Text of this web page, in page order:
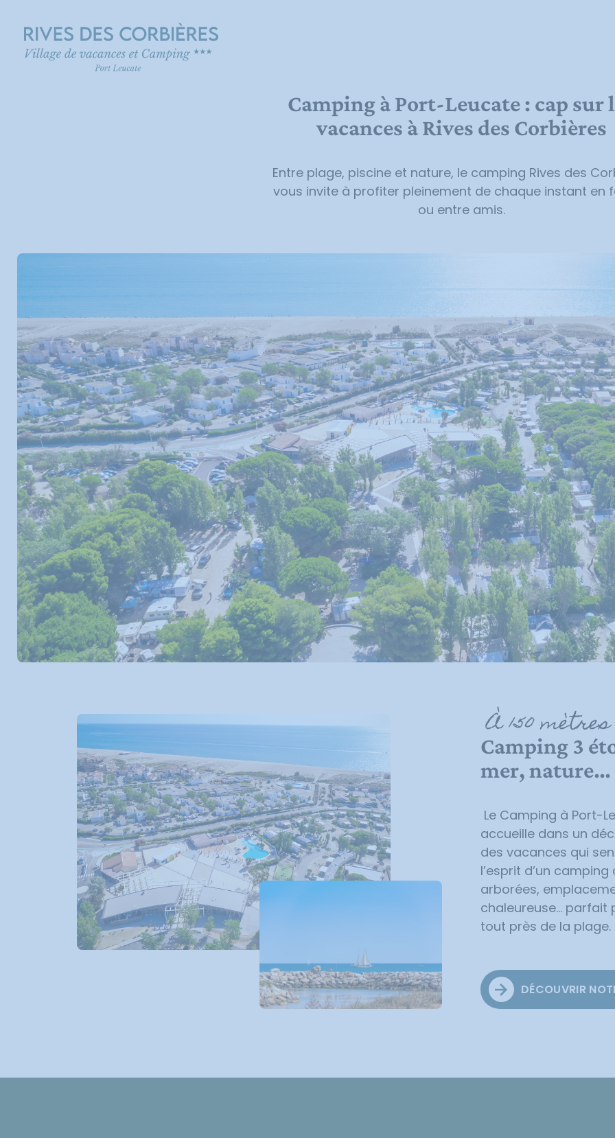
Camping à Port-Leucate : cap sur
vacances à Rives des Corbières
Entre plage, piscine et nature, le camping Rives des
vous invite à profiter pleinement de chaque instant en
ou entre amis.
À 150
Camping 3
mer,
Le Camping à Port-
accueille dans un
des vacances qui
l’esprit d’un camping
arborées,
chaleureuse… parfait
tout près de la plage.
DÉCOUVRIR